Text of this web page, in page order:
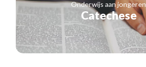
Onderwijs aan jongeren
Catechese